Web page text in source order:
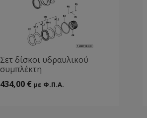
Σετ δίσκοι υδραυλικού
συμπλέκτη
434,00 € με Φ.Π.Α.